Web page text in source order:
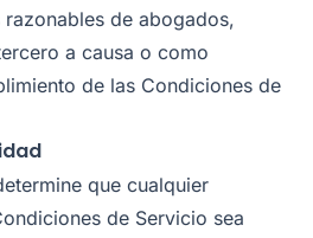
de abogados,
a causa o como
de las Condiciones de
que cualquier
de Servicio sea